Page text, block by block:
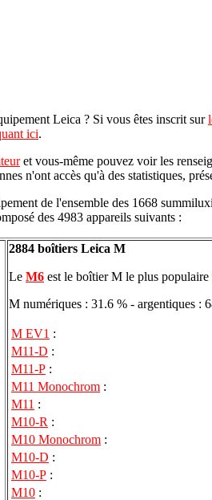
Leica ? Si vous êtes inscrit sur
ici.
et vous-même pouvez voir les
n'ont accès qu'à des statistiques,
de l'ensemble des 1668
des 4983 appareils suivants :
2884 boîtiers Leica M
Le M6 est le boîtier M le plus populaire
M numériques : 31.6 % - argentiques :
M EV1 :
M11-D :
M11-P :
M11 Monochrom :
M11 :
M10-R :
M10 Monochrom :
M10-D :
M10-P :
M10 :